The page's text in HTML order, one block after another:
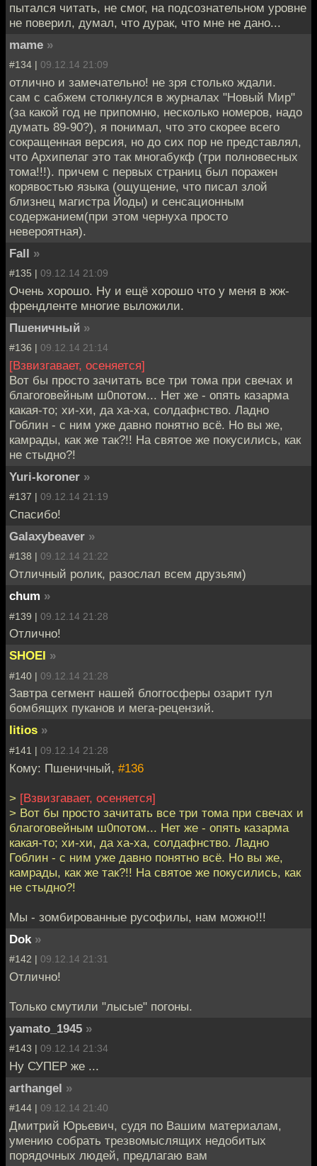
пытался читать, не смог, на подсознательном уровне
не поверил, думал, что дурак, что мне не дано...
mame »
#134 | 09.12.14 21:09
отлично и замечательно! не зря столько ждали.
сам с сабжем столкнулся в журналах "Новый Мир"
(за какой год не припомню, несколько номеров, надо
думать 89-90?), я понимал, что это скорее всего
сокращенная версия, но до сих пор не представлял,
что Архипелаг это так многабукф (три полновесных
тома!!!). причем с первых страниц был поражен
корявостью языка (ощущение, что писал злой
близнец магистра Йоды) и сенсационным
содержанием(при этом чернуха просто
невероятная).
Fall »
#135 | 09.12.14 21:09
Очень хорошо. Ну и ещё хорошо что у меня в жж-
френдленте многие выложили.
Пшеничный »
#136 | 09.12.14 21:14
[Взвизгавает, осеняется]
Вот бы просто зачитать все три тома при свечах и
благоговейным ш0потом... Нет же - опять казарма
какая-то; хи-хи, да ха-ха, солдафнство. Ладно
Гоблин - с ним уже давно понятно всё. Но вы же,
камрады, как же так?!! На святое же покусились, как
не стыдно?!
Yuri-koroner »
#137 | 09.12.14 21:19
Спасибо!
Galaxybeaver »
#138 | 09.12.14 21:22
Отличный ролик, разослал всем друзьям)
chum »
#139 | 09.12.14 21:28
Отлично!
SHOEI »
#140 | 09.12.14 21:28
Завтра сегмент нашей блоггосферы озарит гул
бомбящих пуканов и мега-рецензий.
litios »
#141 | 09.12.14 21:28
Кому: Пшеничный, #136
> [Взвизгавает, осеняется]
> Вот бы просто зачитать все три тома при свечах и
благоговейным ш0потом... Нет же - опять казарма
какая-то; хи-хи, да ха-ха, солдафнство. Ладно
Гоблин - с ним уже давно понятно всё. Но вы же,
камрады, как же так?!! На святое же покусились, как
не стыдно?!
Мы - зомбированные русофилы, нам можно!!!
Dok »
#142 | 09.12.14 21:31
Отлично!
Только смутили "лысые" погоны.
yamato_1945 »
#143 | 09.12.14 21:34
Ну СУПЕР же ...
arthangel »
#144 | 09.12.14 21:40
Дмитрий Юрьевич, судя по Вашим материалам,
умению собрать трезвомыслящих недобитых
порядочных людей, предлагаю вам